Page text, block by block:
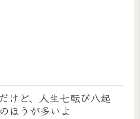
けど、人生七転び八起
ほうが多いよ